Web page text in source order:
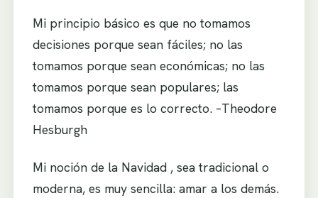
Mi principio básico es que no tomamos
decisiones porque sean fáciles; no las
tomamos porque sean económicas; no las
tomamos porque sean populares; las
tomamos porque es lo correcto. –Theodore
Hesburgh
Mi noción de la Navidad , sea tradicional o
moderna, es muy sencilla: amar a los demás.